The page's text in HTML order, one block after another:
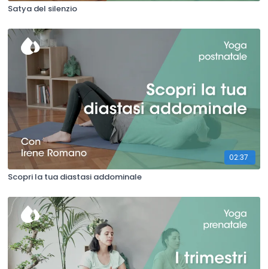
Satya del silenzio
02:37
Scopri la tua diastasi addominale